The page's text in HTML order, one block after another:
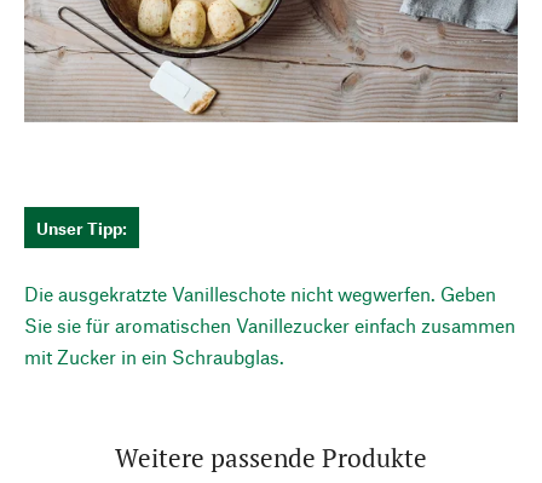
Unser Tipp:
Die ausgekratzte Vanilleschote nicht wegwerfen. Geben
Sie sie für aromatischen Vanillezucker einfach zusammen
mit Zucker in ein Schraubglas.
Weitere passende Produkte